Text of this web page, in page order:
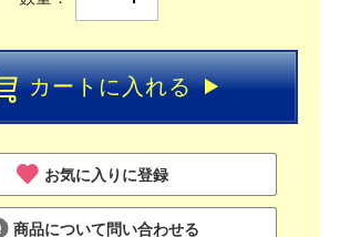
カートに入れる
お気に入りに登録
商品について問い合わせる